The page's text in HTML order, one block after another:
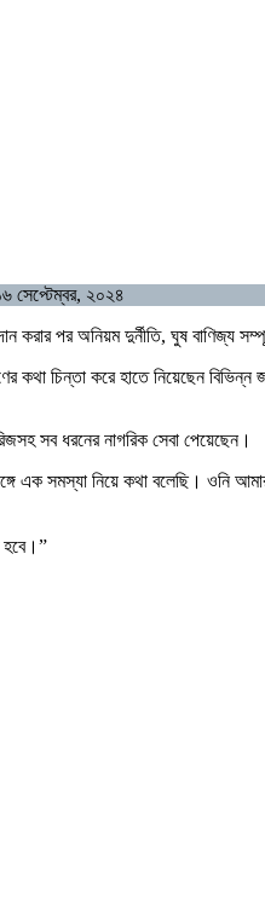
সেপ্টেম্বর, ২০২৪
পর অনিয়ম দুর্নীতি, ঘুষ বাণিজ্য
চিন্তা করে হাতে নিয়েছেন
সব ধরনের নাগরিক সেবা পেয়েছেন।
এক সমস্যা নিয়ে কথা বলেছি। ওনি
হবে।”